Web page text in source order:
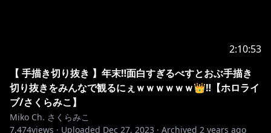
2:10:53
【 手描き切り抜き 】年末‼面白すぎるべすとおぶ手描き
切り抜きをみんなで観るにぇｗｗｗｗｗｗ👑‼【ホロライ
ブ/さくらみこ】
Miko Ch. さくらみこ
7,474views · Uploaded Dec 27, 2023 · Archived 2 years ago